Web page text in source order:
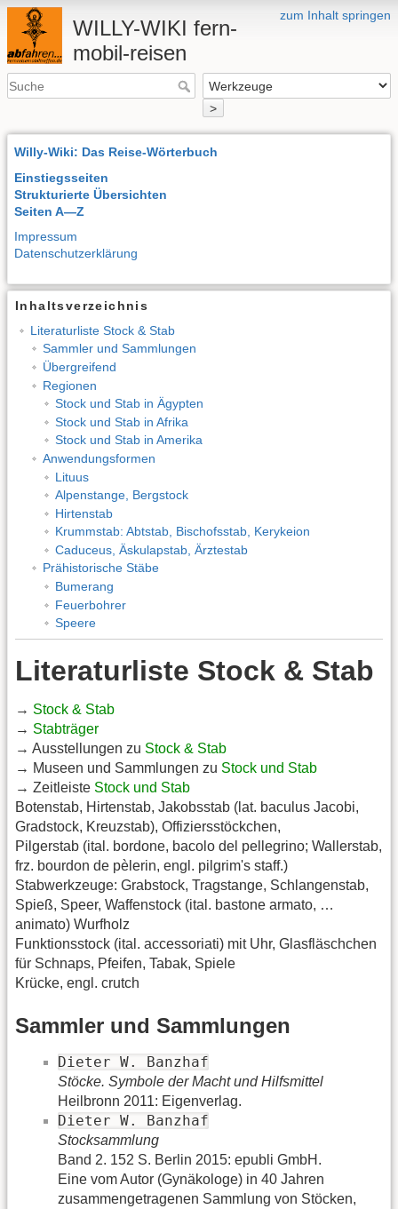
zum Inhalt springen
WILLY-WIKI fern-
mobil-reisen
>
Willy-Wiki: Das Reise-Wörterbuch
Einstiegsseiten
Strukturierte Übersichten
Seiten A—Z
Impressum
Datenschutzerklärung
Inhaltsverzeichnis
Literaturliste Stock & Stab
Sammler und Sammlungen
Übergreifend
Regionen
Stock und Stab in Ägypten
Stock und Stab in Afrika
Stock und Stab in Amerika
Anwendungsformen
Lituus
Alpenstange, Bergstock
Hirtenstab
Krummstab: Abtstab, Bischofsstab, Kerykeion
Caduceus, Äskulapstab, Ärztestab
Prähistorische Stäbe
Bumerang
Feuerbohrer
Speere
Literaturliste Stock & Stab
→ Stock & Stab
→ Stabträger
→ Ausstellungen zu Stock & Stab
→ Museen und Sammlungen zu Stock und Stab
→ Zeitleiste Stock und Stab
Botenstab, Hirtenstab, Jakobsstab (lat. baculus Jacobi,
Gradstock, Kreuzstab), Offiziersstöckchen,
Pilgerstab (ital. bordone, bacolo del pellegrino; Wallerstab,
frz. bourdon de pèlerin, engl. pilgrim's staff.)
Stabwerkzeuge: Grabstock, Tragstange, Schlangenstab,
Spieß, Speer, Waffenstock (ital. bastone armato, …
animato) Wurfholz
Funktionsstock (ital. accessoriati) mit Uhr, Glasfläschchen
für Schnaps, Pfeifen, Tabak, Spiele
Krücke, engl. crutch
Sammler und Sammlungen
Dieter W. Banzhaf
Stöcke. Symbole der Macht und Hilfsmittel
Heilbronn 2011: Eigenverlag.
Dieter W. Banzhaf
Stocksammlung
Band 2. 152 S. Berlin 2015: epubli GmbH.
Eine vom Autor (Gynäkologe) in 40 Jahren
zusammengetragenen Sammlung von Stöcken,